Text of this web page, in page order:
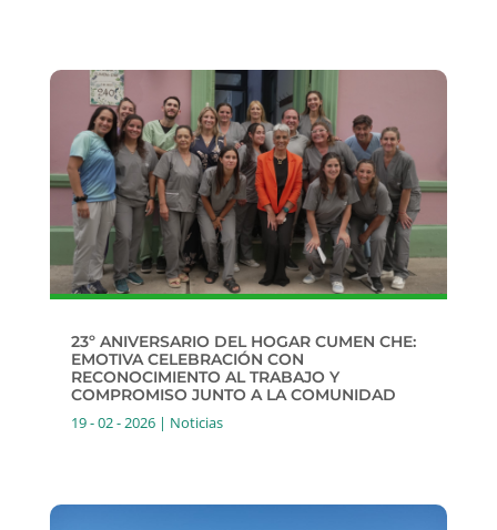
23º ANIVERSARIO DEL HOGAR CUMEN CHE:
EMOTIVA CELEBRACIÓN CON
RECONOCIMIENTO AL TRABAJO Y
COMPROMISO JUNTO A LA COMUNIDAD
19 - 02 - 2026| Noticias